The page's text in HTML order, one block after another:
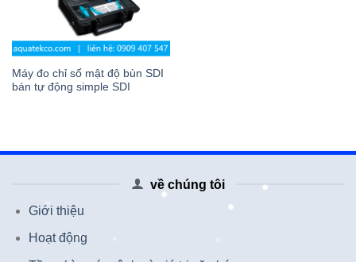
Máy đo chỉ số mật độ bùn SDI
bán tự động simple SDI
về chúng tôi
Giới thiệu
Hoạt động